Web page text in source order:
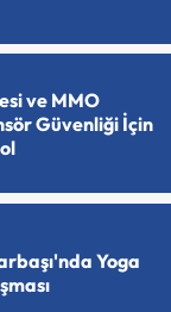
ve MMO
Güvenliği İçin
Yoga